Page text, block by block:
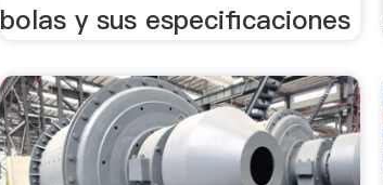
bolas y sus especificaciones